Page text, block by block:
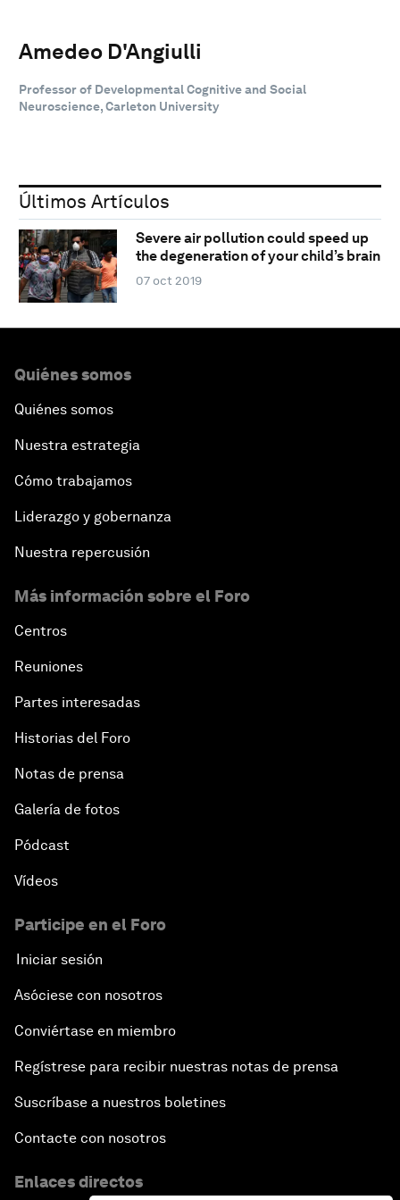
Amedeo D'Angiulli
Professor of Developmental Cognitive and Social
Neuroscience, Carleton University
Últimos Artículos
Severe air pollution could speed up
the degeneration of your child’s brain
07 oct 2019
Quiénes somos
Quiénes somos
Nuestra estrategia
Cómo trabajamos
Liderazgo y gobernanza
Nuestra repercusión
Más información sobre el Foro
Centros
Reuniones
Partes interesadas
Historias del Foro
Notas de prensa
Galería de fotos
Pódcast
Vídeos
Participe en el Foro
Iniciar sesión
Asóciese con nosotros
Conviértase en miembro
Regístrese para recibir nuestras notas de prensa
Suscríbase a nuestros boletines
Contacte con nosotros
Enlaces directos